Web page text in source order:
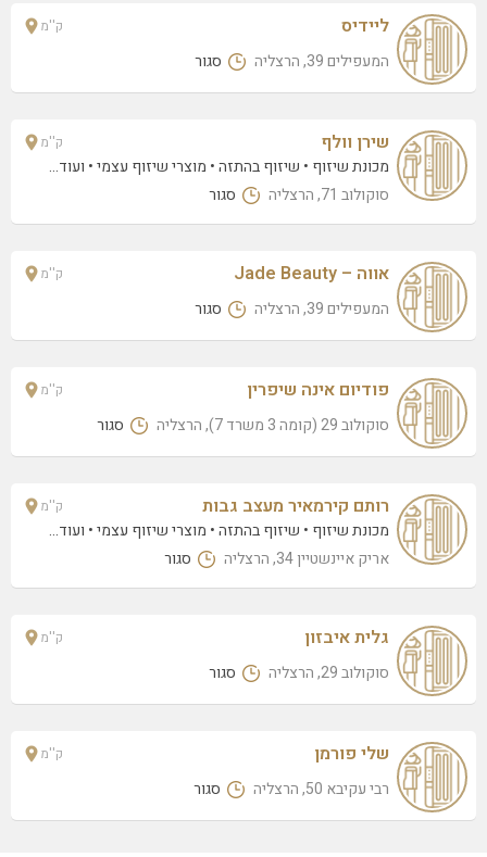
ליידיס
המעפילים 39, הרצליה סגור
ק''מ
שירן וולף
מכונת שיזוף שיזוף בהתזה מוצרי שיזוף עצמי• ועוד...
סוקולוב 71, הרצליה
סגור
ק''מ
אווה – Jade Beauty
המעפילים 39, הרצליה סגור
ק''מ
פודיום אינה שיפרין
סוקולוב 29 (קומה 3 משרד 7), הרצליה סגור
ק''מ
רותם קירמאיר מעצב גבות
מכונת שיזוף שיזוף בהתזה מוצרי שיזוף עצמי• ועוד...
אריק איינשטיין 34, הרצליה
סגור
ק''מ
גלית איבזון
סוקולוב 29, הרצליה סגור
ק''מ
שלי פורמן
רבי עקיבא 50, הרצליה סגור
ק''מ